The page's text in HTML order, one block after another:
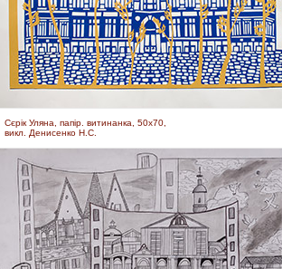
Сєрік Уляна, папір. витинанка, 50х70,
викл. Денисенко Н.С.